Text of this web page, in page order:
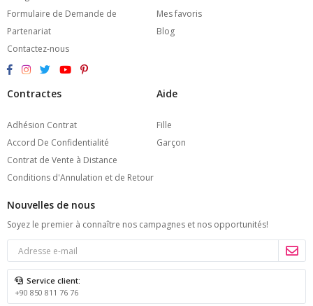
Formulaire de Demande de
Partenariat
Contactez-nous
Mes favoris
Blog
Contractes
Adhésion Contrat
Accord De Confidentialité
Contrat de Vente à Distance
Conditions d'Annulation et de Retour
Aide
Fille
Garçon
Nouvelles de nous
Soyez le premier à connaître nos campagnes et nos opportunités!
Service client:
+90 850 811 76 76